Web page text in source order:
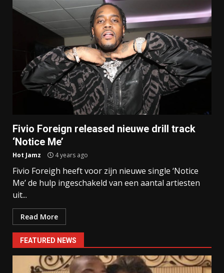
Fivio Foreign released nieuwe drill track
‘Notice Me’
Hot Jamz 4 years ago
Fivio Foreigh heeft voor zijn nieuwe single ‘Notice
Me’ de hulp ingeschakeld van een aantal artiesten
uit...
Read More
FEATURED NEWS